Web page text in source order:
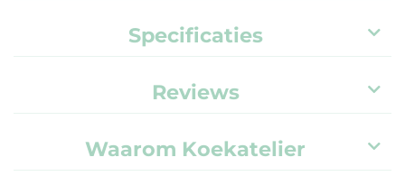
Specificaties
Reviews
Waarom Koekatelier